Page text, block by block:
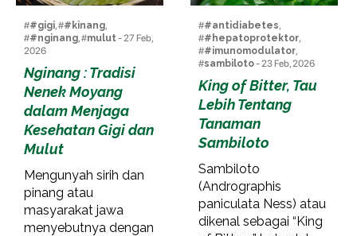
##gigi, ##kinang,
##nginang, #mulut- 27 Feb,
2026
Nginang : Tradisi
Nenek Moyang
dalam Menjaga
Kesehatan Gigi dan
Mulut
Mengunyah sirih dan
pinang atau
masyarakat jawa
menyebutnya dengan
##antidiabetes,
##hepatoprotektor,
##imunomodulator,
#sambiloto- 23 Feb, 2026
King of Bitter, Tau
Lebih Tentang
Tanaman
Sambiloto
Sambiloto
(Andrographis
paniculata Ness) atau
dikenal sebagai “King